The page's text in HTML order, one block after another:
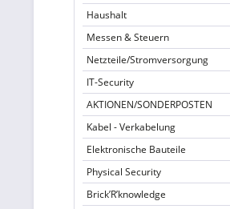
Haushalt
Messen & Steuern
Netzteile/Stromversorgung
IT-Security
AKTIONEN/SONDERPOSTEN
Kabel - Verkabelung
Elektronische Bauteile
Physical Security
Brick’R’knowledge